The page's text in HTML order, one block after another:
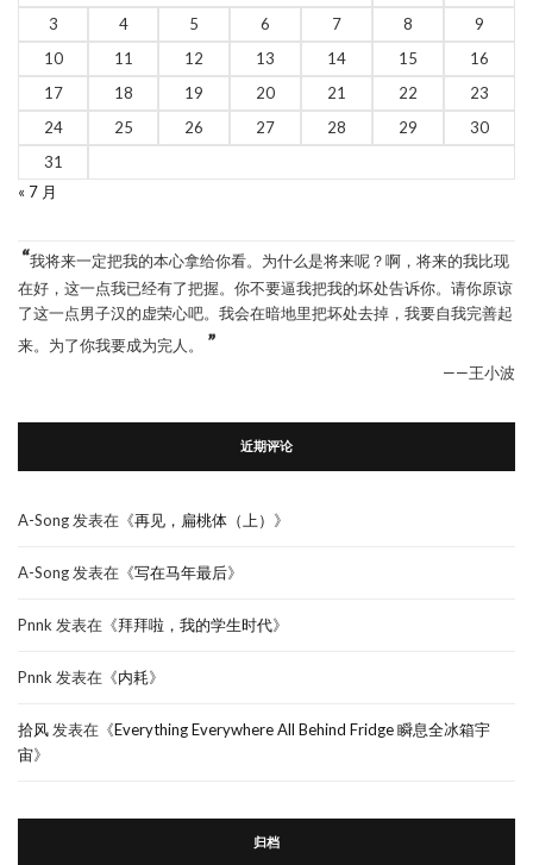
3
4 5 6 7 8
9
10
11 12 13 14 15
16
17
18 19 20 21 22
23
24
25 26 27 28 29
30
31
« 7 月
“我将来一定把我的本心拿给你看。为什么是将来呢？啊，将来的我比现
在好，这一点我已经有了把握。你不要逼我把我的坏处告诉你。请你原谅
了这一点男子汉的虚荣心吧。我会在暗地里把坏处去掉，我要自我完善起
来。为了你我要成为完人。
”
——王小波
近期评论
A-Song 发表在《再见，扁桃体（上） 》
A-Song 发表在《写在马年最后》
Pnnk 发表在《拜拜啦，我的学生时代》
Pnnk 发表在《内耗》
拾风 发表在《Everything Everywhere All Behind Fridge 瞬息全冰箱宇
宙》
归档